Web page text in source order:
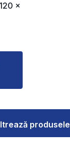
×
lei
produsele